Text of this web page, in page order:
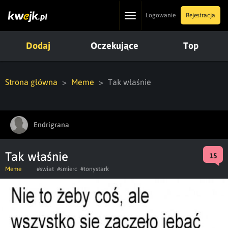
ToggleLogowanie Rejestracja
Dodaj Oczekujące Top
Strona główna Meme Tak właśnie
Endrigrana
Tak właśnie 15
Meme #swiat #smierc #tonystark